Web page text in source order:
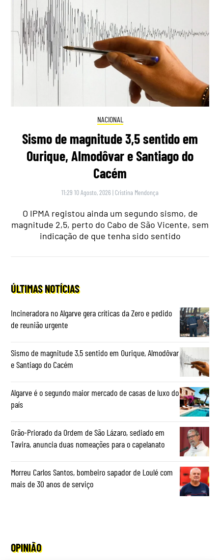
NACIONAL
Sismo de magnitude 3,5 sentido em
Ourique, Almodôvar e Santiago do
Cacém
11:29 10 Agosto, 2026 | Cristina Mendonça
O IPMA registou ainda um segundo sismo, de
magnitude 2,5, perto do Cabo de São Vicente, sem
indicação de que tenha sido sentido
ÚLTIMAS NOTÍCIAS
Incineradora no Algarve gera críticas da Zero e pedido
de reunião urgente
Sismo de magnitude 3,5 sentido em Ourique, Almodôvar
e Santiago do Cacém
Algarve é o segundo maior mercado de casas de luxo do
país
Grão-Priorado da Ordem de São Lázaro, sediado em
Tavira, anuncia duas nomeações para o capelanato
Morreu Carlos Santos, bombeiro sapador de Loulé com
mais de 30 anos de serviço
OPINIÃO